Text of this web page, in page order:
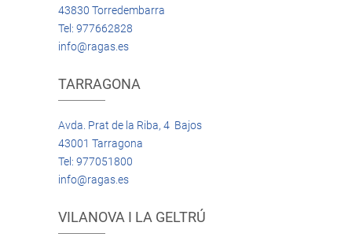
43830 Torredembarra
Tel: 977662828
info@ragas.es
TARRAGONA
Avda. Prat de la Riba, 4 Bajos
43001 Tarragona
Tel: 977051800
info@ragas.es
VILANOVA I LA GELTRÚ